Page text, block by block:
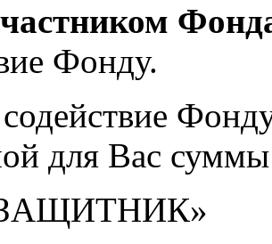
Фонду.
для Вас